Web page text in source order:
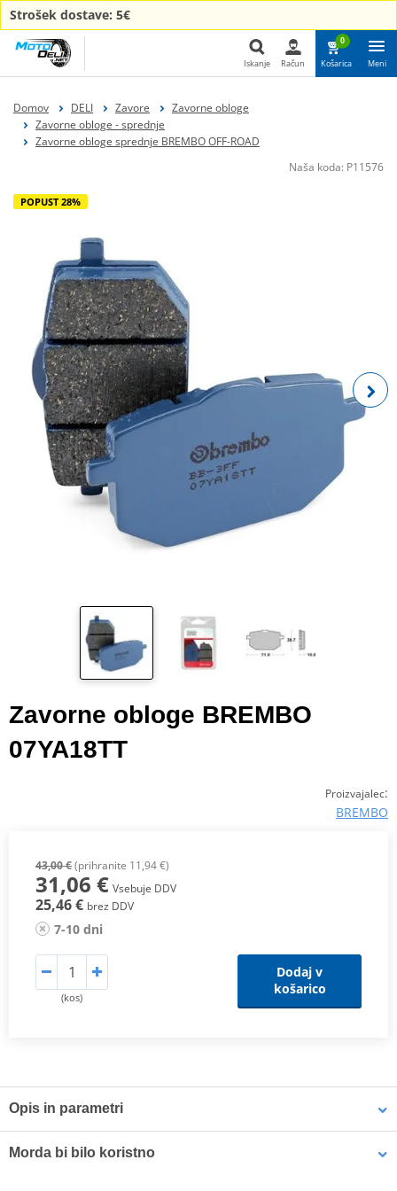
Strošek dostave: 5€
Iskanje Račun
0
Košarica Meni
Domov DELI Zavore
Zavorne obloge
Zavorne obloge - sprednje
Zavorne obloge sprednje BREMBO OFF-ROAD
Naša koda: P11576
POPUST 28%
Zavorne obloge BREMBO
07YA18TT
Proizvajalec:
BREMBO
43,00 €(prihranite 11,94 €)
31,06 € Vsebuje DDV
25,46 € brez DDV
7-10 dni
(kos)
Dodaj v
košarico
Opis in parametri
Morda bi bilo koristno